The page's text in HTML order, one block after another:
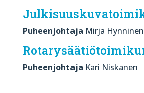
Puheenjohtaja Mirja Hynninen
Puheenjohtaja Kari Niskanen